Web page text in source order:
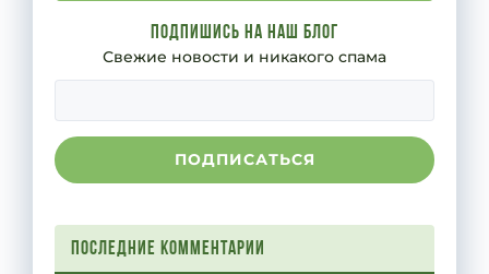
Подпишись на наш блог
Свежие новости и никакого спама
Последние комментарии